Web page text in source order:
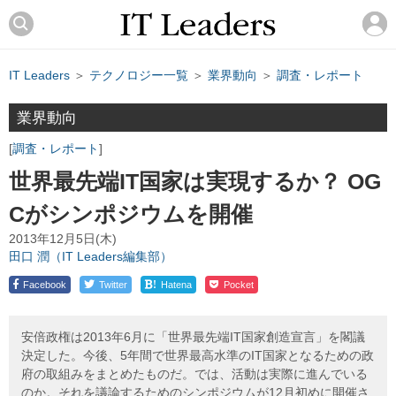
IT Leaders ＞ テクノロジー一覧 ＞ 業界動向 ＞ 調査・レポート
業界動向
調査・レポート
世界最先端IT国家は実現するか？ OG
Cがシンポジウムを開催
2013年12月5日(木)
田口 潤（IT Leaders編集部）
Facebook Twitter ! Hatena Pocket
安倍政権は2013年6月に「世界最先端IT国家創造宣言」を閣議
決定した。今後、5年間で世界最高水準のIT国家となるための政
府の取組みをまとめたものだ。では、活動は実際に進んでいる
のか。それを議論するためのシンポジウムが12月初めに開催さ